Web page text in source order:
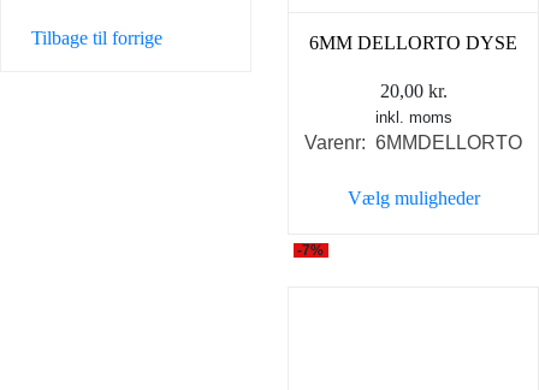
Tilbage til forrige 6MM DELLORTO DYSE
20,00 kr.
inkl. moms
Varenr: 6MMDELLORTO
Vælg muligheder
-7%